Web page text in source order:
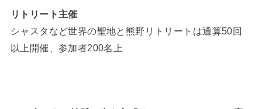
リトリート主催
シャスタなど世界の聖地と熊野リトリートは通算50回
以上開催、参加者200名上